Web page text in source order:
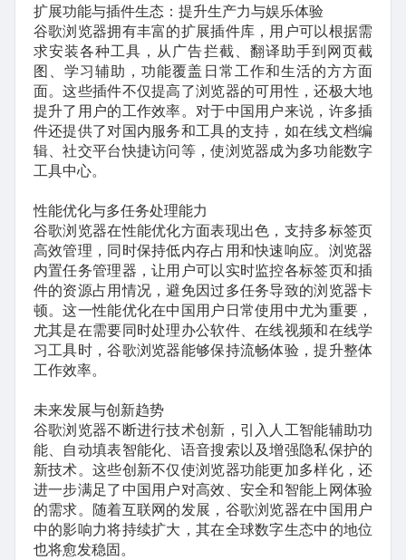
扩展功能与插件生态：提升生产力与娱乐体验
谷歌浏览器拥有丰富的扩展插件库，用户可以根据需
求安装各种工具，从广告拦截、翻译助手到网页截
图、学习辅助，功能覆盖日常工作和生活的方方面
面。这些插件不仅提高了浏览器的可用性，还极大地
提升了用户的工作效率。对于中国用户来说，许多插
件还提供了对国内服务和工具的支持，如在线文档编
辑、社交平台快捷访问等，使浏览器成为多功能数字
工具中心。
性能优化与多任务处理能力
谷歌浏览器在性能优化方面表现出色，支持多标签页
高效管理，同时保持低内存占用和快速响应。浏览器
内置任务管理器，让用户可以实时监控各标签页和插
件的资源占用情况，避免因过多任务导致的浏览器卡
顿。这一性能优化在中国用户日常使用中尤为重要，
尤其是在需要同时处理办公软件、在线视频和在线学
习工具时，谷歌浏览器能够保持流畅体验，提升整体
工作效率。
未来发展与创新趋势
谷歌浏览器不断进行技术创新，引入人工智能辅助功
能、自动填表智能化、语音搜索以及增强隐私保护的
新技术。这些创新不仅使浏览器功能更加多样化，还
进一步满足了中国用户对高效、安全和智能上网体验
的需求。随着互联网的发展，谷歌浏览器在中国用户
中的影响力将持续扩大，其在全球数字生态中的地位
也将愈发稳固。